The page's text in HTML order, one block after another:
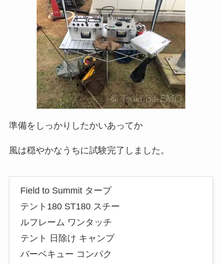
準備をしっかりしたかいあってか
風は穏やかなうちに試験完了しました。
Field to Summit タープ
テント180 ST180 スチー
ルフレーム ワンタッチ
テント 日除け キャンプ
バーベキュー コンパク